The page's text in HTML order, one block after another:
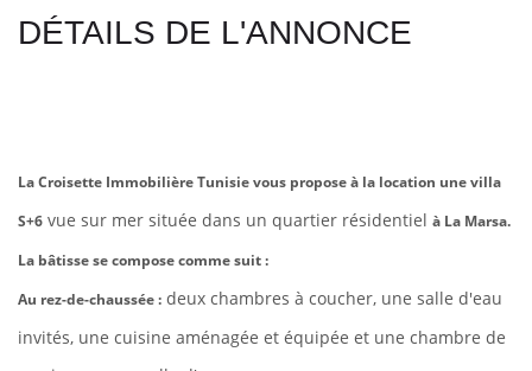
DÉTAILS DE L'ANNONCE
La Croisette Immobilière Tunisie vous propose à la location une villa
S+6 vue sur mer située dans un quartier résidentiel à La Marsa.
La bâtisse se compose comme suit :
Au rez-de-chaussée : deux chambres à coucher, une salle d'eau
invités, une cuisine aménagée et équipée et une chambre de